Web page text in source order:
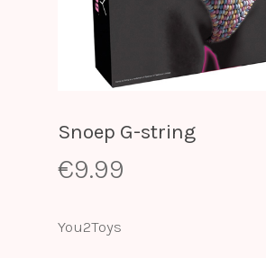
Snoep G-string
€9.99
You2Toys